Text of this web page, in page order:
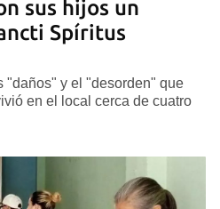
sus hijos un
Spíritus
"daños" y el "desorden" que
en el local cerca de cuatro